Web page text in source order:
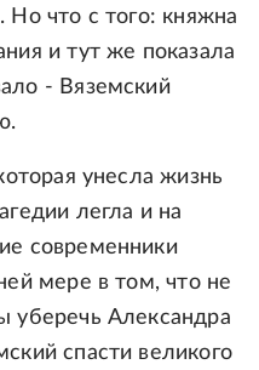
Но что с того: княжна
и тут же показала
- Вяземский
унесла жизнь
легла и на
современники
мере в том, что не
уберечь Александра
спасти великого